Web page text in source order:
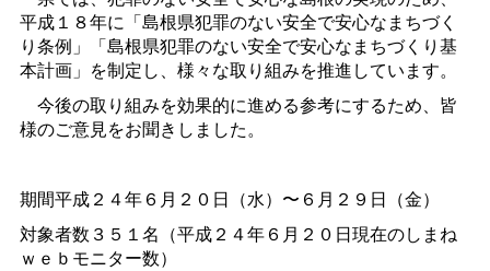
平成１８年に「島根県犯罪のない安全で安心なまちづく
り条例」「島根県犯罪のない安全で安心なまちづくり基
本計画」を制定し、様々な取り組みを推進しています。
今後の取り組みを効果的に進める参考にするため、皆
様のご意見をお聞きしました。
期間平成２４年６月２０日（水）〜６月２９日（金）
対象者数３５１名（平成２４年６月２０日現在のしまね
ｗｅｂモニター数）